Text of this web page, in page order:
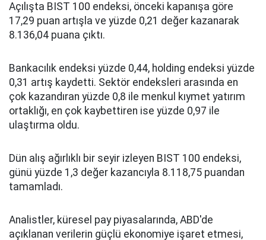
Açılışta BIST 100 endeksi, önceki kapanışa göre
17,29 puan artışla ve yüzde 0,21 değer kazanarak
8.136,04 puana çıktı.
Bankacılık endeksi yüzde 0,44, holding endeksi yüzde
0,31 artış kaydetti. Sektör endeksleri arasında en
çok kazandıran yüzde 0,8 ile menkul kıymet yatırım
ortaklığı, en çok kaybettiren ise yüzde 0,97 ile
ulaştırma oldu.
Dün alış ağırlıklı bir seyir izleyen BIST 100 endeksi,
günü yüzde 1,3 değer kazancıyla 8.118,75 puandan
tamamladı.
Analistler, küresel pay piyasalarında, ABD'de
açıklanan verilerin güçlü ekonomiye işaret etmesi,